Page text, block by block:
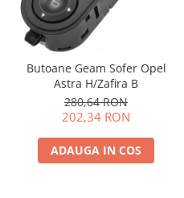
Butoane Geam Sofer Opel
Astra H/Zafira B
280,64 RON
202,34 RON
ADAUGA IN COS